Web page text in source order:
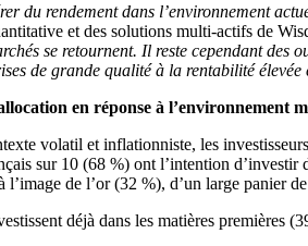
du rendement dans l’environnement
et des solutions multi-actifs de
se retournent. Il reste cependant
de grande qualité à la rentabilité
en réponse à l’environnement
volatil et inflationniste, les
sur 10 (68 %) ont l’intention
l’image de l’or (32 %), d’un large panier
déjà dans les matières premières